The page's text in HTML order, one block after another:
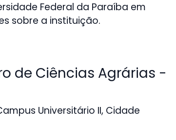
Federal da Paraíba em
sobre a instituição.
de Ciências Agrárias -
Universitário II, Cidade